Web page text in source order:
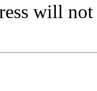
will